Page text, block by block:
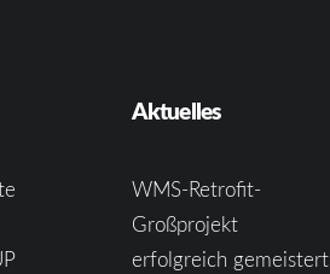
Aktuelles
WMS-Retrofit-
Großprojekt
erfolgreich gemeistert